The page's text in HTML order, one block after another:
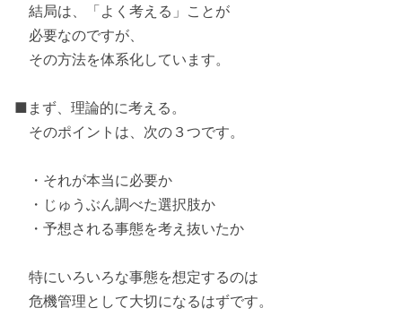
結局は、「よく考える」ことが
必要なのですが、
その方法を体系化しています。
■まず、理論的に考える。
そのポイントは、次の３つです。
・それが本当に必要か
・じゅうぶん調べた選択肢か
・予想される事態を考え抜いたか
特にいろいろな事態を想定するのは
危機管理として大切になるはずです。